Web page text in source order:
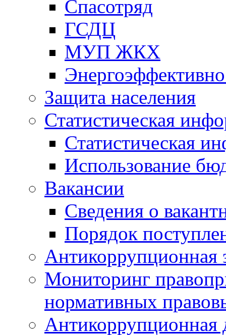
Спасотряд
ГСДЦ
МУП ЖКХ
Защита населения
Статистическая
Статистическая
Использование
Вакансии
Сведения о
Порядок
Антикоррупционная
Мониторинг
нормативных
Антикоррупционная